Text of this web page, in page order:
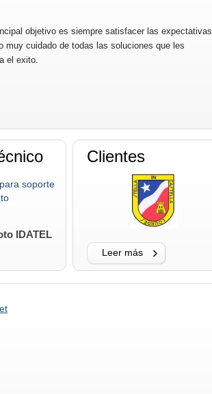
objetivo es siempre satisfacer las expectativas
muy cuidado de todas las soluciones que les
el exito.
Clientes
Leer más
IDATEL